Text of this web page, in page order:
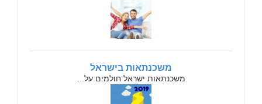
משכנתאות בישראל
משכנתאות ישראל חולמים על...